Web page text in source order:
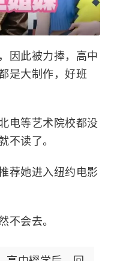
因此被力捧，高中
是大制作，好班
电等艺术院校都没
不读了。
荐她进入纽约电影
不会去。